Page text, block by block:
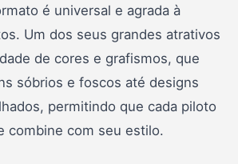
é universal e agrada à
Um dos seus grandes atrativos
de cores e grafismos, que
sóbrios e foscos até designs
permitindo que cada piloto
combine com seu estilo.